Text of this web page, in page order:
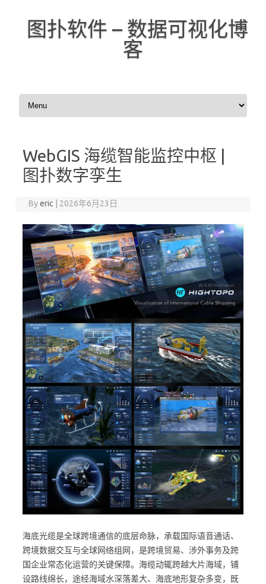
图扑软件 – 数据可视化博
客
Skip to content
WebGIS 海缆智能监控中枢 |
图扑数字孪生
Byeric 2026年6月23日
海底光缆是全球跨境通信的底层命脉，承载国际语音通话、
跨境数据交互与全球网络组网，是跨境贸易、涉外事务及跨
国企业常态化运营的关键保障。海缆动辄跨越大片海域，铺
设路线绵长，途经海域水深落差大、海底地形复杂多变，既